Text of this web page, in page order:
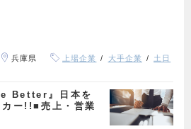
兵庫県 上場企業 大手企業
土日
Better』日本を
ー!!■売上・営業